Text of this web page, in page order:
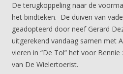
De terugkoppeling naar de
het bindteken. De duiven van
geadopteerd door neef Gerard
uitgerekend vandaag samen met
vieren in “De Tol” het voor
van De Wielertoerist.